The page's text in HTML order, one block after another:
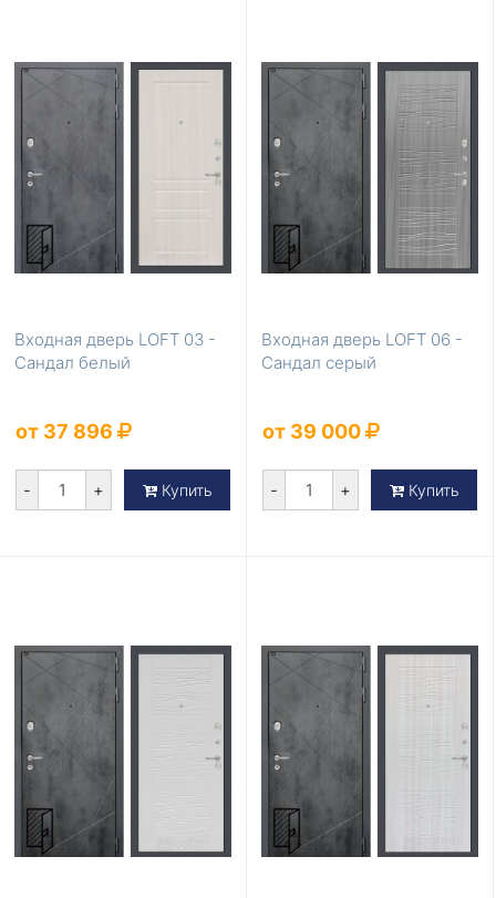
Входная дверь LOFT 03 -
Сандал белый
от 37 896
- + Купить
Входная дверь LOFT 06 -
Сандал серый
от 39 000
- + Купить